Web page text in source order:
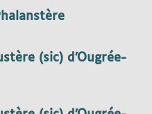
(sic) d’Ougrée-